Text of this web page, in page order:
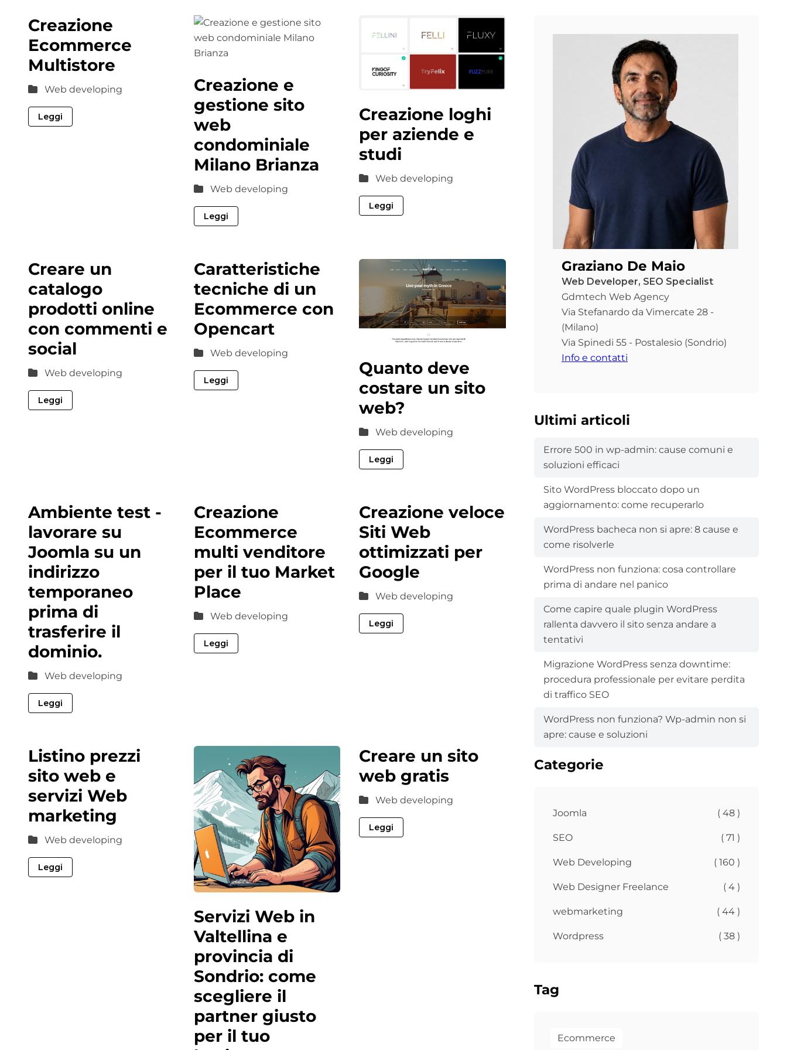
Creazione
Ecommerce
Multistore
Web developing
Leggi
Creazione e
gestione sito
web
condominiale
Milano Brianza
Web developing
Leggi
Creazione loghi
per aziende e
studi
Web developing
Leggi
Creare un
catalogo
prodotti online
con commenti e
social
Web developing
Leggi
Caratteristiche
tecniche di un
Ecommerce con
Opencart
Web developing
Leggi
Quanto deve
costare un sito
web?
Web developing
Leggi
Ambiente test -
lavorare su
Joomla su un
indirizzo
temporaneo
prima di
trasferire il
dominio.
Web developing
Leggi
Creazione
Ecommerce
multi venditore
per il tuo Market
Place
Web developing
Leggi
Creazione veloce
Siti Web
ottimizzati per
Google
Web developing
Leggi
Listino prezzi
sito web e
servizi Web
marketing
Web developing
Leggi
Servizi Web in
Valtellina e
provincia di
Sondrio: come
scegliere il
partner giusto
per il tuo
Creare un sito
web gratis
Web developing
Leggi
Graziano De Maio
Web Developer, SEO Specialist
Gdmtech Web Agency
Via Stefanardo da Vimercate 28 -
(Milano)
Via Spinedi 55 - Postalesio (Sondrio)
Info e contatti
Ultimi articoli
Errore 500 in wp-admin: cause comuni e
soluzioni efficaci
Sito WordPress bloccato dopo un
aggiornamento: come recuperarlo
WordPress bacheca non si apre: 8 cause e
come risolverle
WordPress non funziona: cosa controllare
prima di andare nel panico
Come capire quale plugin WordPress
rallenta davvero il sito senza andare a
tentativi
Migrazione WordPress senza downtime:
procedura professionale per evitare perdita
di traffico SEO
WordPress non funziona? Wp-admin non si
apre: cause e soluzioni
Categorie
Joomla ( 48 )
SEO ( 71 )
Web Developing ( 160 )
Web Designer Freelance ( 4 )
webmarketing ( 44 )
Wordpress ( 38 )
Tag
Ecommerce